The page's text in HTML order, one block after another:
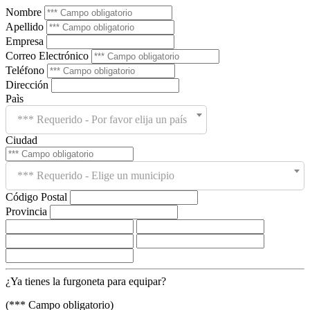
Nombre
Apellido
Empresa
Correo Electrónico
Teléfono
Dirección
Paìs
*** Requerido - Por favor elija un país
Ciudad
*** Requerido - Elige un municipio
Código Postal
Provincia
¿Ya tienes la furgoneta para equipar?
(*** Campo obligatorio)